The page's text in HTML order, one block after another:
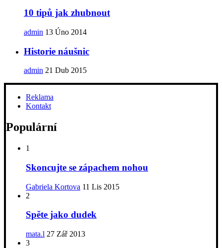
10 tipů jak zhubnout
admin 13 Úno 2014
Historie náušnic
admin 21 Dub 2015
Reklama
Kontakt
Populární
1
Skoncujte se zápachem nohou
Gabriela Kortova 11 Lis 2015
2
Spěte jako dudek
mata.l 27 Zář 2013
3